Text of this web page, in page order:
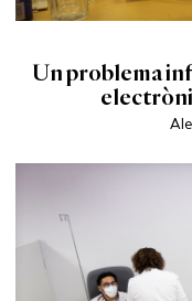
Un problema